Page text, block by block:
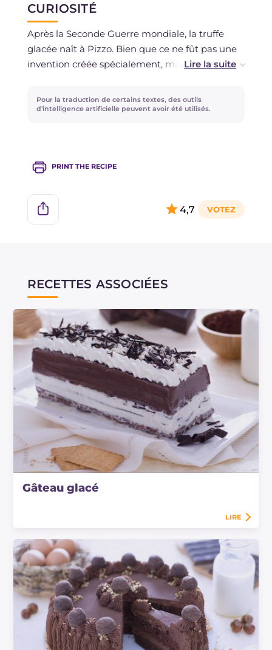
CURIOSITÉ
Après la Seconde Guerre mondiale, la truffe
glacée naît à Pizzo. Bien que ce ne fût pas une
invention créée spécialement, mais juste un
immédiate. On raconte que l'artisan de tout
cela fut un certain "Don Pippo", qui, à l'occasion
de glace à la noisette à une couche de glace au
fondu et enveloppa le tout dans une feuille de
papier alimentaire lui donnant la forme typique
Pour la traduction de certains textes, des outils
d'intelligence artificielle peuvent avoir été utilisés.
PRINT THE RECIPE
4,7
RECETTES ASSOCIÉES
Gâteau glacé
LIRE